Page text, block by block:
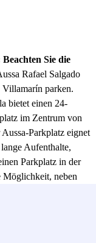
Sie die
Rafael Salgado
Villamarín parken.
bietet einen 24-
im Zentrum von
Parkplatz eignet
Aufenthalte,
Parkplatz in der
Möglichkeit, neben
und Sie können